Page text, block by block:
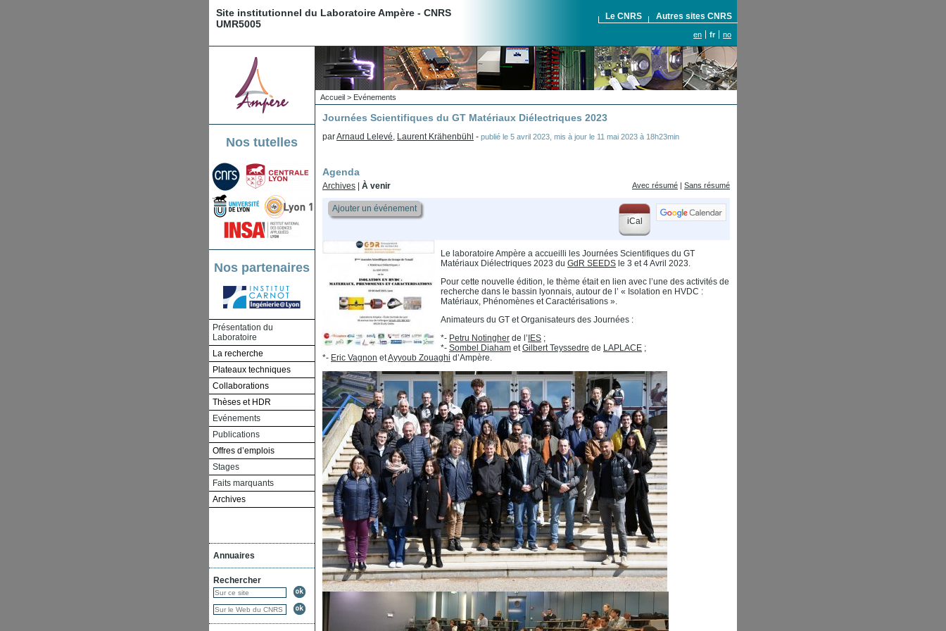
Site institutionnel du Laboratoire Ampère - CNRS
UMR5005
Le CNRS Autres sites CNRS
en fr no
Nos tutelles
Nos partenaires
Présentation du
Laboratoire
La recherche
Plateaux techniques
Collaborations
Thèses et HDR
Evénements
Publications
Offres d’emplois
Stages
Faits marquants
Archives
Annuaires
Rechercher
Accueil > Evénements
Journées Scientifiques du GT Matériaux Diélectriques 2023
parArnaud Lelevé, Laurent Krähenbühl - publié le 5 avril 2023 mis à jour le 11 mai 2023 à 18h23min
Agenda
Avec résumé | Sans résumé
Archives À venir
Ajouter un événement
iCal
Le laboratoire Ampère a accueilli les Journées Scientifiques du GT
Matériaux Diélectriques 2023 du GdR SEEDS le 3 et 4 Avril 2023.
Pour cette nouvelle édition, le thème était en lien avec l’une des activités de
recherche dans le bassin lyonnais, autour de l’ « Isolation en HVDC :
Matériaux, Phénomènes et Caractérisations ».
Animateurs du GT et Organisateurs des Journées :
*- Petru Notingher de l’IES ;
*- Sombel Diaham et Gilbert Teyssedre de LAPLACE ;
*- Eric Vagnon etAyyoub Zouaghi d’Ampère.